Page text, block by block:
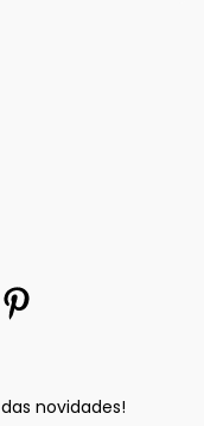
novidades!